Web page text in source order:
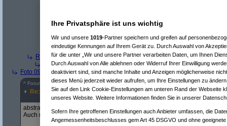
Re(9): Foto 08(incalam 26.05.2008, 21:55:49)
Re(10): Foto 08
Hardware_Crash
am
Re(11): Foto 08(incal am 26.05.2008,
Re(12): Foto 08 (Hardware_Crasham
Re(2): Foto 08( Srv-02am 26.05.2008, 09:58:02)
Re(3): Foto 08( incalam 26.05.2008, 20:46:08)
Foto 09
phjam 21.05.2008, 17:46:17)
^ Forum Foto & Video #4809181
Re: Foto 09
abstrakte Themeninterpretation. Holzquelle find ich sehr witzig.
Auch motivmäßig IMHO gut umgesetzt. Die Bildkomposition gefällt mir.
Ihre Privatsphäre ist uns wichtig
Wir und unsere 1019-Partner speichern und greifen auf
eindeutige Kennungen auf Ihrem Gerät zu. Durch Auswahl von
für die unter „Wir und unsere Partner verarbeiten Daten, um Ihnen
Durch Auswahl von Alle ablehnen oder Widerruf Ihrer Einwilligung
deaktiviert sind, sind manche Inhalte und Anzeigen möglicherweise
dieses Menü jederzeit wieder aufrufen, um Ihre Einstellungen zu
Sie auf den Link Cookie-Einstellungen am unteren Rand der Webseite
unseres Website. Weitere Informationen finden Sie in unserer
Sofern Ihre getroffenen Einstellungen auch Anbieter umfassen, die
Angemessenheitsbeschlusses gem Art 45 DSGVO und ohne